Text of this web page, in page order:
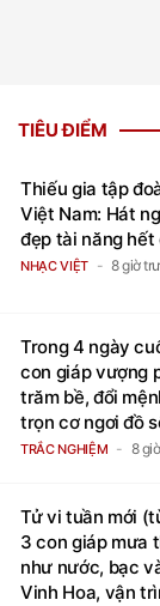
TIÊU ĐIỂM
Thiếu gia tập
Việt Nam: Hát
đẹp tài năng hết
NHẠC VIỆT 8 giờ
Trong 4 ngày
con giáp vượng
trăm bề, đổi
trọn cơ ngơi đồ
TRẮC NGHIỆM 8
Tử vi tuần mới
3 con giáp mưa
như nước, bạc
Vinh Hoa, vận